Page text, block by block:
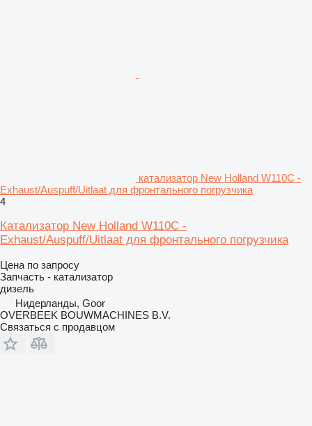
катализатор New Holland W110C -
Exhaust/Auspuff/Uitlaat для фронтального погрузчика
4
Катализатор New Holland W110C -
Exhaust/Auspuff/Uitlaat для фронтального погрузчика
Цена по запросу
Запчасть - катализатор
дизель
Нидерланды, Goor
OVERBEEK BOUWMACHINES B.V.
Связаться с продавцом